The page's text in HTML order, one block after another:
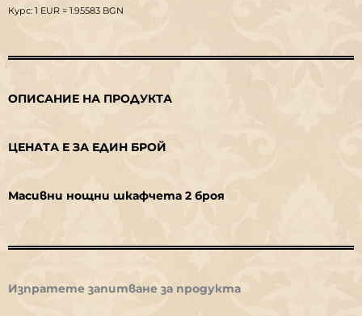
Курс: 1 EUR = 1.95583 BGN
ОПИСАНИЕ НА ПРОДУКТА
ЦЕНАТА Е ЗА ЕДИН БРОЙ
Масивни нощни шкафчета 2 броя
Изпратете запитване за продукта